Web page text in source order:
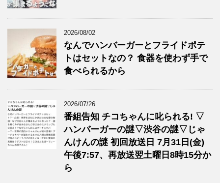
2026/08/02
なんでハンバーガーとフライドポテ
トはセットなの？ 食器を使わず手で
食べられるから
2026/07/26
番組告知 チコちゃんに叱られる! ▽
ハンバーガーの謎▽渋谷の謎▽じゃ
んけんの謎 初回放送日 7月31日(金)
午後7:57、再放送翌土曜日8時15分か
ら